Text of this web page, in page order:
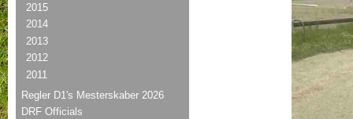
2015
2014
2013
2012
2011
Regler D1's Mesterskaber 2026
DRF Officials